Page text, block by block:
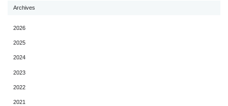
Archives
2026
2025
2024
2023
2022
2021